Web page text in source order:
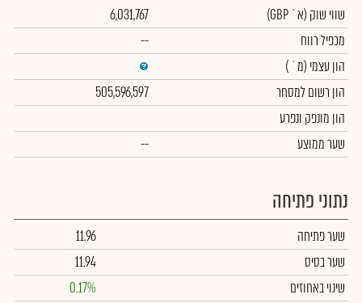
שווי שוק (א` GBP)
6,031,767
מכפיל רווח
--
הון עצמי (מ` )
הון רשום למסחר
505,596,597
הון מונפק ונפרע
שער ממוצע
--
נתוני פתיחה
שער פתיחה
11.96
שער בסיס
11.94
שינוי באחוזים
0.17%